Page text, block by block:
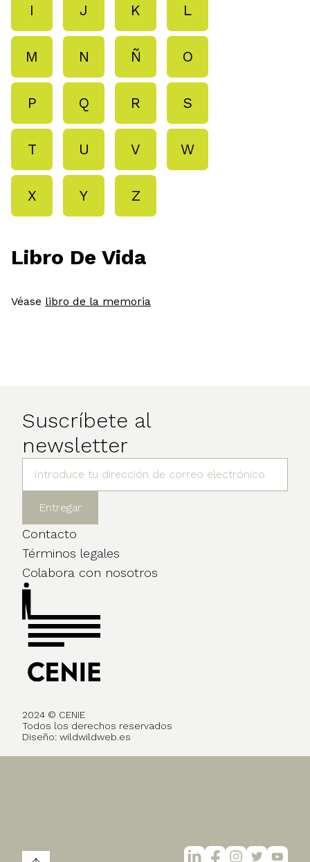
I J K L
M N Ñ O
P Q R S
T U V W
X Y Z
Libro De Vida
Véase libro de la memoria
Suscríbete al
newsletter
Contacto
Términos legales
Colabora con nosotros
2024 © CENIE
Todos los derechos reservados
Diseño: wildwildweb.es